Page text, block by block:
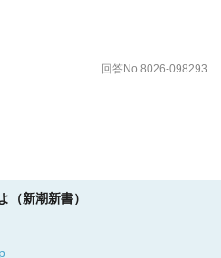
回答No.8026-098293
（新潮新書）